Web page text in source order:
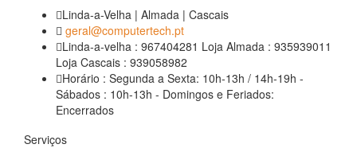
Linda-a-Velha | Almada | Cascais
geral@computertech.pt
Linda-a-velha : 967404281 Loja Almada : 935939011
Loja Cascais : 939058982
Horário : Segunda a Sexta: 10h-13h / 14h-19h -
Sábados : 10h-13h - Domingos e Feriados:
Encerrados
Serviços